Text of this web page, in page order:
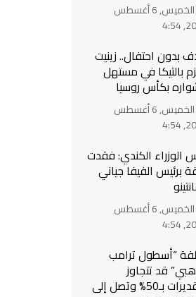
الخميس, 6 أغسطس
بدون احتفال.. زينيت
بالتيكا في مستهل
بكأس روسيا
الخميس, 6 أغسطس
الوزراء الكندي: فقدت
برئيس الفيفا جياني
الخميس, 6 أغسطس
“أسطول ترامب
قد تتجاوز
التقديرات بـ50% وتصل إلى